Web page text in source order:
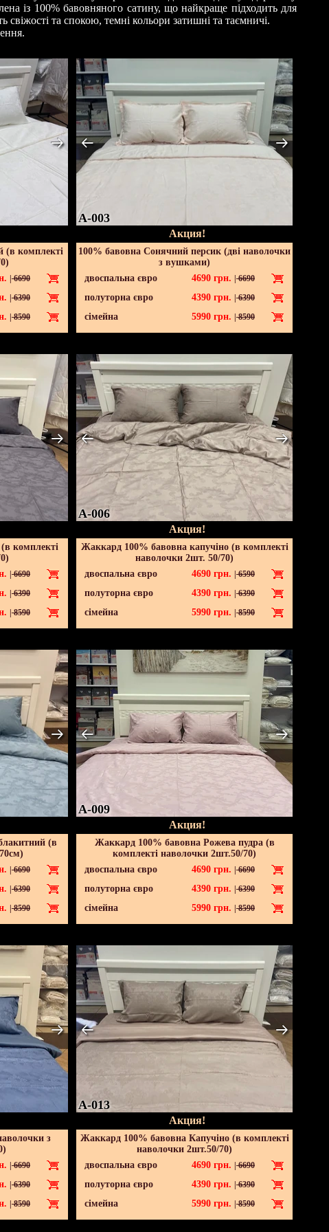
із 100% бавовняного сатину, що найкраще підходить для
та спокою, темні кольори затишні та таємничі.
(в комплекті
6690
6390
8590
A-003
Акция!
100% бавовна Сонячний персик (дві наволочки
з вушками)
двоспальна євро
4690 грн. 6690
полуторна євро 4390 грн. 6390
сімейна 5990 грн. 8590
комплекті
6690
6390
8590
A-006
Акция!
Жаккард 100% бавовна капучіно (в комплекті
наволочки 2шт. 50/70)
двоспальна євро
4690 грн. 6590
полуторна євро 4390 грн. 6390
сімейна 5990 грн. 8590
(в
6690
6390
8590
A-009
Акция!
Жаккард 100% бавовна Рожева пудра (в
комплекті наволочки 2шт.50/70)
двоспальна євро
4690 грн. 6690
полуторна євро 4390 грн. 6390
сімейна 5990 грн. 8590
з
6690
6390
8590
A-013
Акция!
Жаккард 100% бавовна Капучіно (в комплекті
наволочки 2шт.50/70)
двоспальна євро
4690 грн. 6690
полуторна євро 4390 грн. 6390
сімейна 5990 грн. 8590